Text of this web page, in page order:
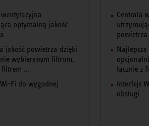
optymalną jakość
jakość powietrza dzięki
wybieranym filtrom,
filtrem ...
Fi do wygodnej
Centrala
powietrza
łącznie z
Interfejs
obsługi